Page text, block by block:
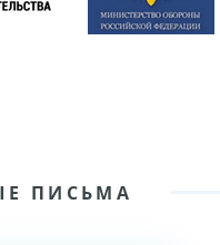
ПИСЬМА